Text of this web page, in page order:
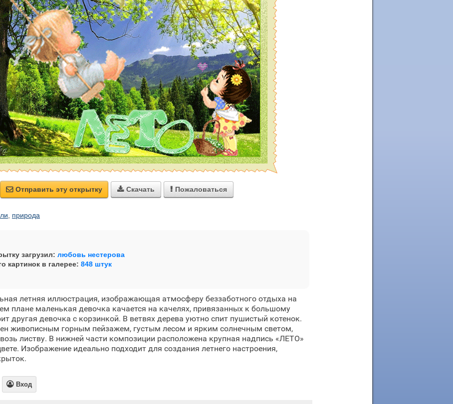
 Отправить эту открытку  Скачать  Пожаловаться
природа
загрузил: любовь нестерова
картинок в галерее: 848 штук
летняя иллюстрация, изображающая атмосферу беззаботного отдыха на
плане маленькая девочка качается на качелях, привязанных к большому
другая девочка с корзинкой. В ветвях дерева уютно спит пушистый котенок.
живописным горным пейзажем, густым лесом и ярким солнечным светом,
листву. В нижней части композиции расположена крупная надпись «ЛЕТО»
Изображение идеально подходит для создания летнего настроения,
 Вход